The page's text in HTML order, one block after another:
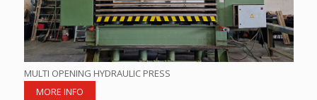
MULTI OPENING HYDRAULIC PRESS
MORE INFO